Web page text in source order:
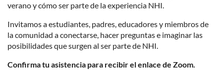
verano y cómo ser parte de la experiencia NHI.
Invitamos a estudiantes, padres, educadores y miembros de
la comunidad a conectarse, hacer preguntas e imaginar las
posibilidades que surgen al ser parte de NHI.
Confirma tu asistencia para recibir el enlace de Zoom.